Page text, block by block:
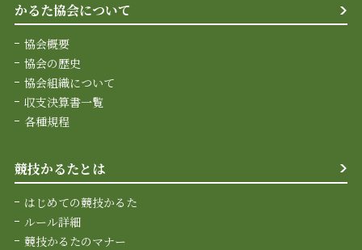
かるた協会について
協会概要
協会の歴史
協会組織について
収支決算書一覧
各種規程
競技かるたとは
はじめての競技かるた
ルール詳細
競技かるたのマナー